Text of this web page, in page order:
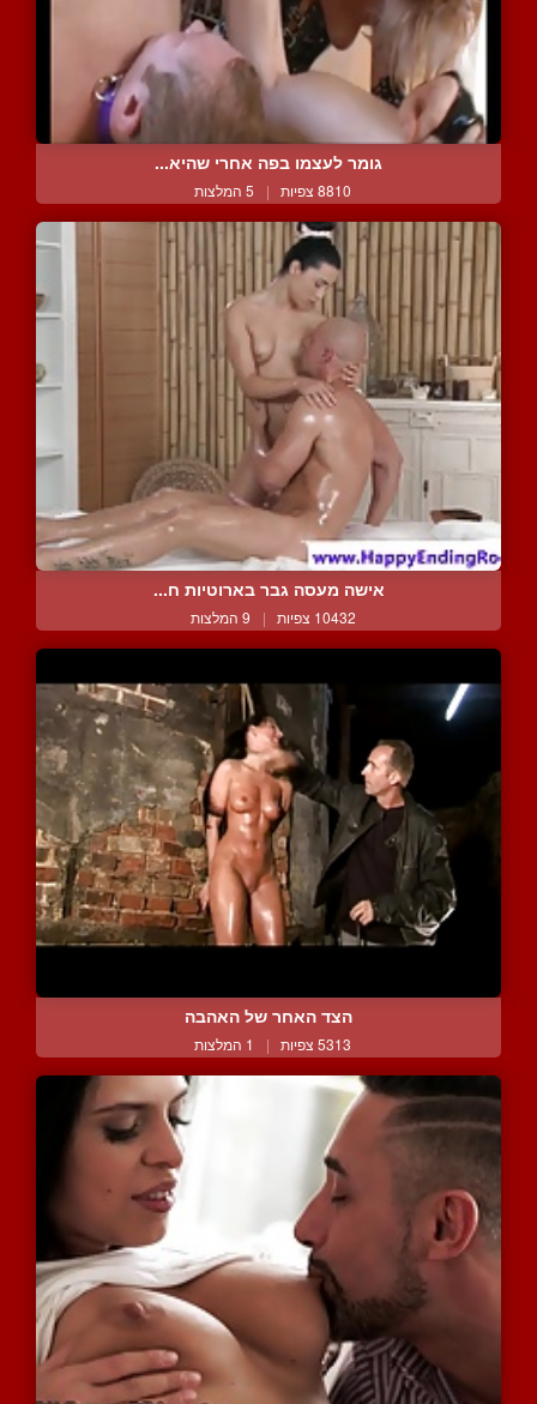
גומר לעצמו בפה אחרי שהיא...
8810 צפיות | 5 המלצות
אישה מעסה גבר בארוטיות ח...
10432 צפיות | 9 המלצות
הצד האחר של האהבה
5313 צפיות | 1 המלצות